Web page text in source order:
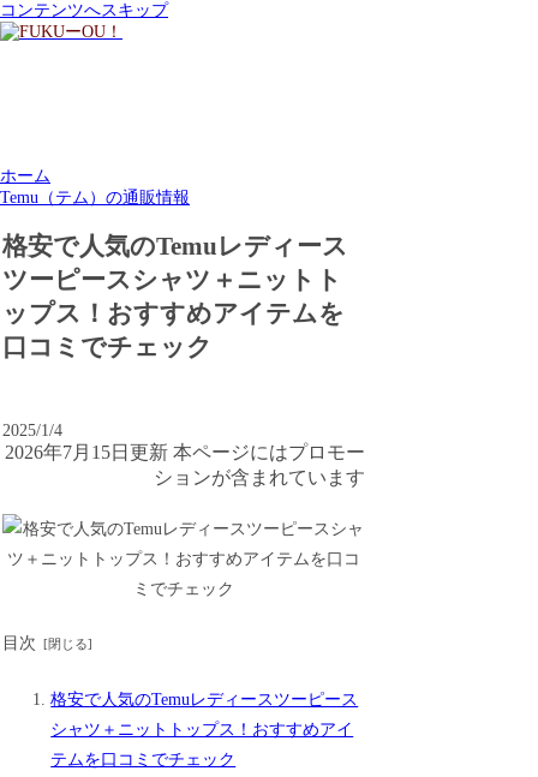
コンテンツへスキップ
ホーム
Temu（テム）の通販情報
格安で人気のTemuレディース
ツーピースシャツ＋ニットト
ップス！おすすめアイテムを
口コミでチェック
2025/1/4
2026年7月15日更新 本ページにはプロモー
ションが含まれています
目次
格安で人気のTemuレディースツーピース
シャツ＋ニットトップス！おすすめアイ
テムを口コミでチェック